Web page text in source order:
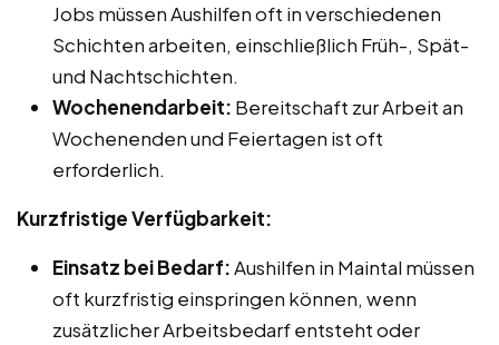
Jobs müssen Aushilfen oft in verschiedenen
Schichten arbeiten, einschließlich Früh-, Spät-
und Nachtschichten.
Wochenendarbeit: Bereitschaft zur Arbeit an
Wochenenden und Feiertagen ist oft
erforderlich.
Kurzfristige Verfügbarkeit:
Einsatz bei Bedarf:Aushilfen in Maintal müssen
oft kurzfristig einspringen können, wenn
zusätzlicher Arbeitsbedarf entsteht oder